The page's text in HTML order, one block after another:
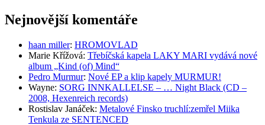
Nejnovější komentáře
haan miller: HROMOVLAD
Marie Křížová: Třebíčská kapela LAKY MARI vydává nové
album „Kind (of) Mind“
Pedro Murmur: Nové EP a klip kapely MURMUR!
Wayne: SORG INNKALLELSE – … Night Black (CD –
2008, Hexenreich records)
Rostislav Janáček: Metalové Finsko truchlí:zemřel Miika
Tenkula ze SENTENCED